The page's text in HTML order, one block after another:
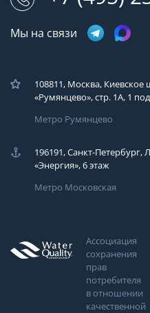
Мы на связи
108811, Москва, Киевское
«Румянцево», стр. 1А, 1
Метро Румянцево
196191, Санкт-Петербург,
«Энергия», 6 этаж
Метро Московская
Ассоциация
сохранения
прав
потребителя
в отношении
качественной